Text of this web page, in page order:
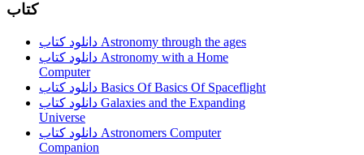
کتاب
دانلود کتاب Astronomy through the ages
دانلود کتاب Astronomy with a Home
Computer
دانلود کتاب Basics Of Basics Of Spaceflight
دانلود کتاب Galaxies and the Expanding
Universe
دانلود کتاب Astronomers Computer
Companion